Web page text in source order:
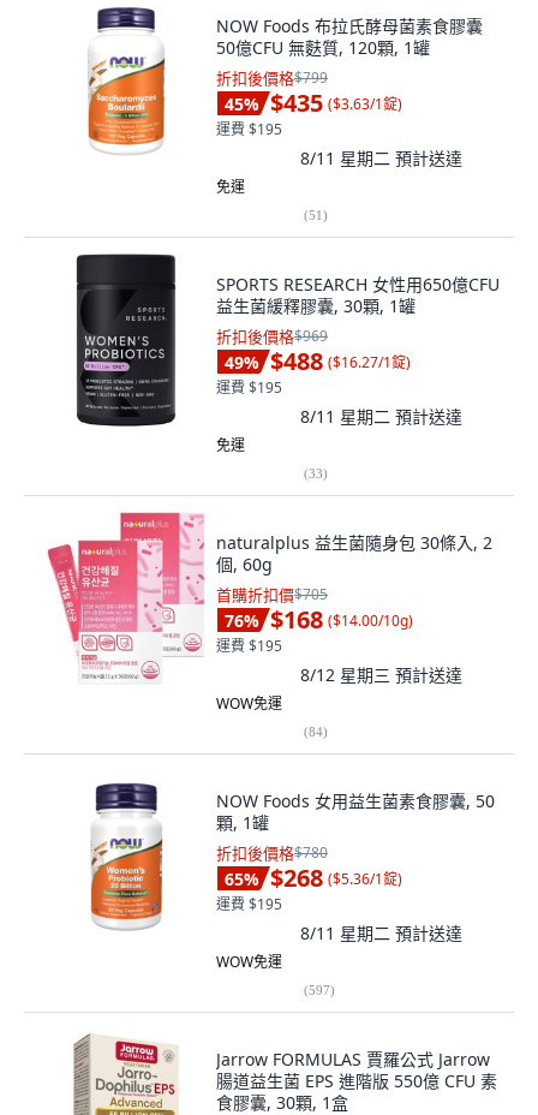
NOW Foods 布拉氏酵母菌素食膠囊
50億CFU 無麩質, 120顆, 1罐
折扣後價格$799
45% $435 ($3.63/1錠)
運費 $195
8/11 星期二 預計送達
免運
(51)
SPORTS RESEARCH 女性用650億CFU
益生菌緩釋膠囊, 30顆, 1罐
折扣後價格$969
49% $488 ($16.27/1錠)
運費 $195
8/11 星期二 預計送達
免運
(33)
naturalplus 益生菌隨身包 30條入, 2
個, 60g
首購折扣價$705
76% $168 ($14.00/10g)
運費 $195
8/12 星期三 預計送達
WOW免運
(84)
NOW Foods 女用益生菌素食膠囊, 50
顆, 1罐
折扣後價格$780
65% $268 ($5.36/1錠)
運費 $195
8/11 星期二 預計送達
WOW免運
(597)
Jarrow FORMULAS 賈羅公式 Jarrow
腸道益生菌 EPS 進階版 550億 CFU 素
食膠囊, 30顆, 1盒